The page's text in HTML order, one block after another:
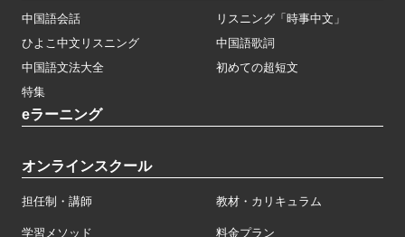
中国語会話
リスニング「時事中文」
ひよこ中文リスニング
中国語歌詞
中国語文法大全
初めての超短文
特集
eラーニング
オンラインスクール
担任制・講師 教材・カリキュラム
学習メソッド 料金プラン